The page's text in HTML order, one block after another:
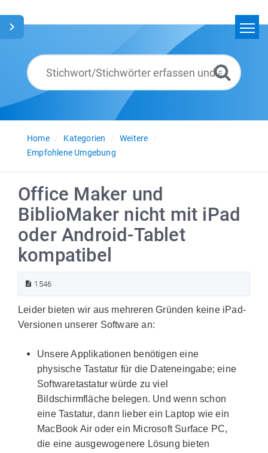
Glossar
Deutsch
Home
Kategorien
Weitere
Empfohlene Umgebung
Office Maker und
BiblioMaker nicht mit iPad
oder Android-Tablet
kompatibel
1546
Leider bieten wir aus mehreren Gründen keine iPad-
Versionen unserer Software an:
Unsere Applikationen benötigen eine
physische Tastatur für die Dateneingabe; eine
Softwaretastatur würde zu viel
Bildschirmfläche belegen. Und wenn schon
eine Tastatur, dann lieber ein Laptop wie ein
MacBook Air oder ein Microsoft Surface PC,
die eine ausgewogenere Lösung bieten